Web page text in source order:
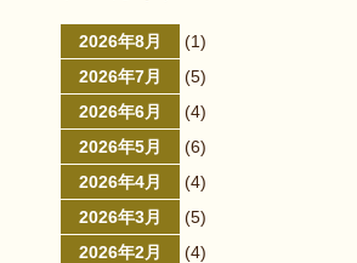
2026年8月
(1)
2026年7月
(5)
2026年6月
(4)
2026年5月
(6)
2026年4月
(4)
2026年3月
(5)
2026年2月
(4)